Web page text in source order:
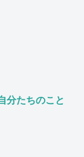
分たちのこと